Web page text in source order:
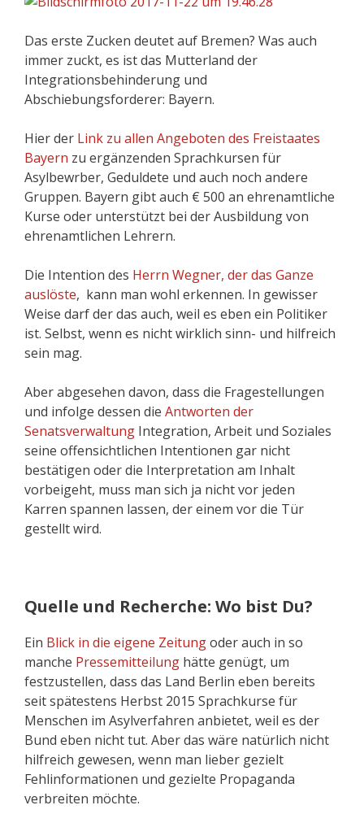
Das erste Zucken deutet auf Bremen? Was auch
immer zuckt, es ist das Mutterland der
Integrationsbehinderung und
Abschiebungsforderer: Bayern.
Hier der Link zu allen Angeboten des Freistaates
Bayern zu ergänzenden Sprachkursen für
Asylbewrber, Geduldete und auch noch andere
Gruppen. Bayern gibt auch € 500 an ehrenamtliche
Kurse oder unterstützt bei der Ausbildung von
ehrenamtlichen Lehrern.
Die Intention des Herrn Wegner, der das Ganze
auslöste, kann man wohl erkennen. In gewisser
Weise darf der das auch, weil es eben ein Politiker
ist. Selbst, wenn es nicht wirklich sinn- und hilfreich
sein mag.
Aber abgesehen davon, dass die Fragestellungen
und infolge dessen die Antworten der
Senatsverwaltung Integration, Arbeit und Soziales
seine offensichtlichen Intentionen gar nicht
bestätigen oder die Interpretation am Inhalt
vorbeigeht, muss man sich ja nicht vor jeden
Karren spannen lassen, der einem vor die Tür
gestellt wird.
Quelle und Recherche: Wo bist Du?
Ein Blick in die eigene Zeitungoder auch in so
manche Pressemitteilung hätte genügt, um
festzustellen, dass das Land Berlin eben bereits
seit spätestens Herbst 2015 Sprachkurse für
Menschen im Asylverfahren anbietet, weil es der
Bund eben nicht tut. Aber das wäre natürlich nicht
hilfreich gewesen, wenn man lieber gezielt
Fehlinformationen und gezielte Propaganda
verbreiten möchte.